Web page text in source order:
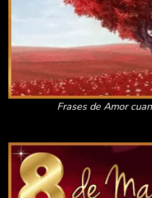
Frases de Amor